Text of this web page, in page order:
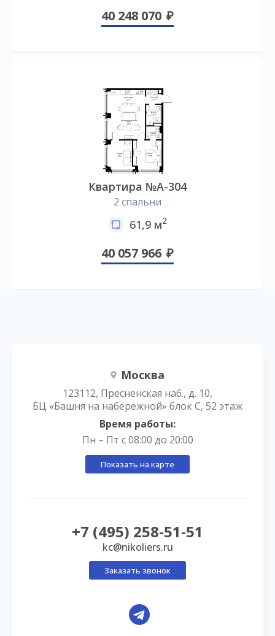
40 248 070
Квартира №А-304
2 спальни
61,9 м2
40 057 966
Москва
123112, Пресненская наб., д. 10,
БЦ «Башня на набережной» блок С, 52 этаж
Время работы:
Пн – Пт с 08:00 до 20:00
Показать на карте
+7 (495) 258-51-51
kc@nikoliers.ru
Заказать звонок